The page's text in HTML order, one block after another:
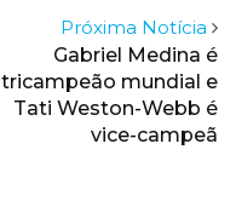
Próxima Notícia
Gabriel Medina é
tricampeão mundial e
Tati Weston-Webb é
vice-campeã